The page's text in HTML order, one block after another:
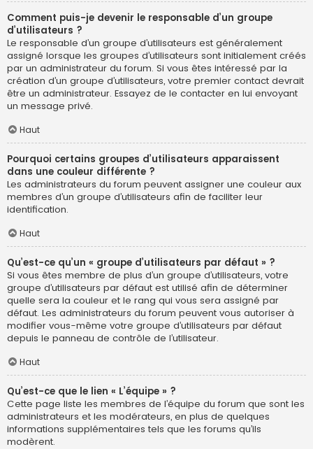
Comment puis-je devenir le responsable d’un groupe
d’utilisateurs ?
Le responsable d’un groupe d’utilisateurs est généralement
assigné lorsque les groupes d’utilisateurs sont initialement créés
par un administrateur du forum. Si vous êtes intéressé par la
création d’un groupe d’utilisateurs, votre premier contact devrait
être un administrateur. Essayez de le contacter en lui envoyant
un message privé.
Haut
Pourquoi certains groupes d’utilisateurs apparaissent
dans une couleur différente ?
Les administrateurs du forum peuvent assigner une couleur aux
membres d’un groupe d’utilisateurs afin de faciliter leur
identification.
Haut
Qu’est-ce qu’un « groupe d’utilisateurs par défaut » ?
Si vous êtes membre de plus d’un groupe d’utilisateurs, votre
groupe d’utilisateurs par défaut est utilisé afin de déterminer
quelle sera la couleur et le rang qui vous sera assigné par
défaut. Les administrateurs du forum peuvent vous autoriser à
modifier vous-même votre groupe d’utilisateurs par défaut
depuis le panneau de contrôle de l’utilisateur.
Haut
Qu’est-ce que le lien « L’équipe » ?
Cette page liste les membres de l’équipe du forum que sont les
administrateurs et les modérateurs, en plus de quelques
informations supplémentaires tels que les forums qu’ils
modèrent.